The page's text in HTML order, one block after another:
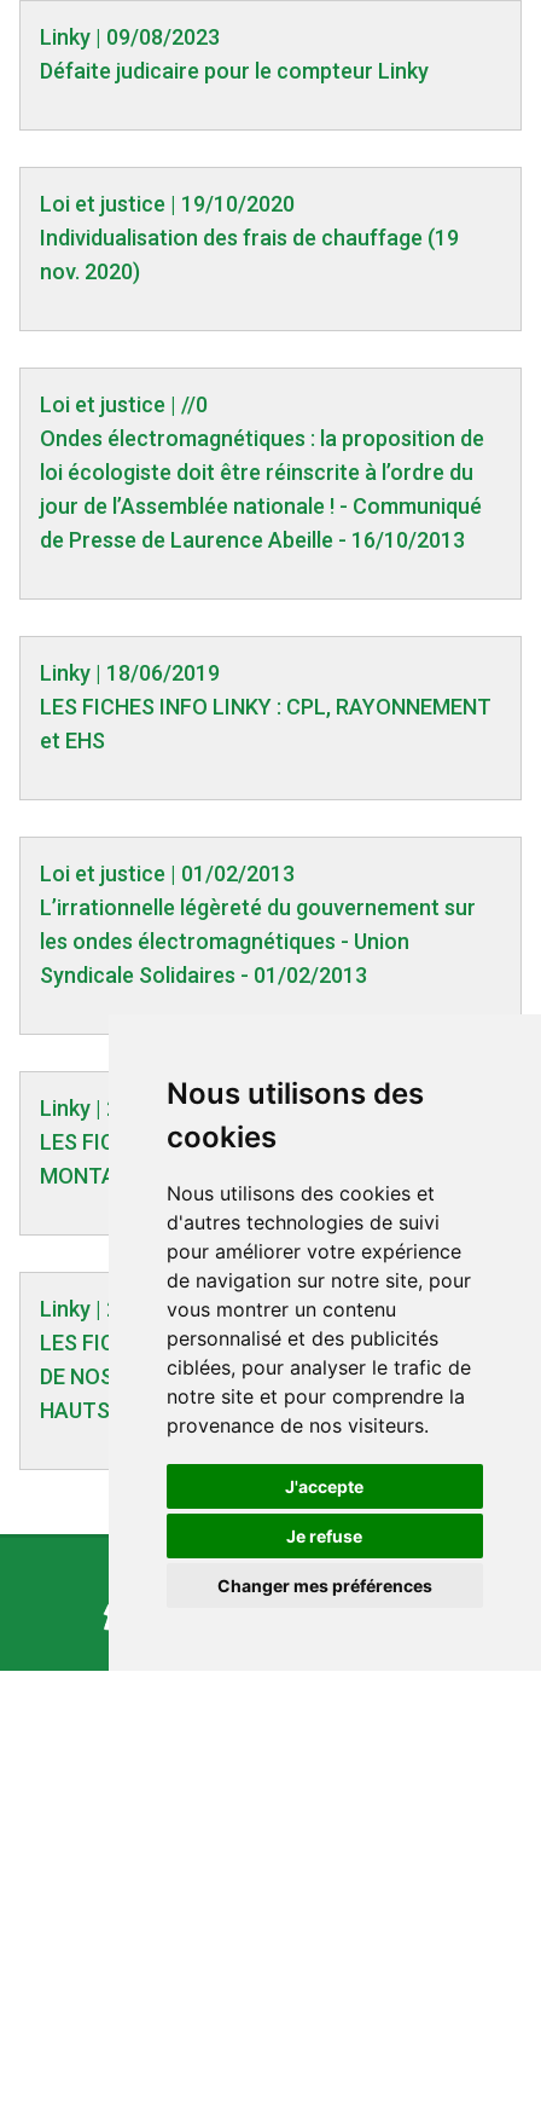
Nous utilisons des
cookies
Nous utilisons des cookies et
d'autres technologies de suivi
pour améliorer votre expérience
de navigation sur notre site, pour
vous montrer un contenu
personnalisé et des publicités
ciblées, pour analyser le trafic de
notre site et pour comprendre la
provenance de nos visiteurs.
J'accepte
Je refuse
Changer mes préférences
Linky | 09/08/2023
Défaite judicaire pour le compteur Linky
Loi et justice | 19/10/2020
Individualisation des frais de chauffage (19
nov. 2020)
Loi et justice | //0
Ondes électromagnétiques : la proposition de
loi écologiste doit être réinscrite à l’ordre du
jour de l’Assemblée nationale ! - Communiqué
de Presse de Laurence Abeille - 16/10/2013
Linky | 18/06/2019
LES FICHES INFO LINKY : CPL, RAYONNEMENT
et EHS
Loi et justice | 01/02/2013
L’irrationnelle légèreté du gouvernement sur
les ondes électromagnétiques - Union
Syndicale Solidaires - 01/02/2013
Linky | 25/07/2019
LES FICHES INFO LINKY : LES COLONNES
MONTANTES ÉLECTRIQUES
Linky | 25/03/2022
LES FICHES INFO LINKY : LINKY ET LE SECRET
DE NOS VIES PRIVÉES, UNE COHABITATION A
HAUTS RISQUES